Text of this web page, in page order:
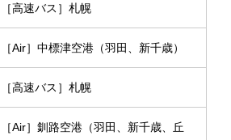
［高速バス］札幌
［Air］中標津空港（羽田、新千歳）
［高速バス］札幌
［Air］釧路空港（羽田、新千歳、丘